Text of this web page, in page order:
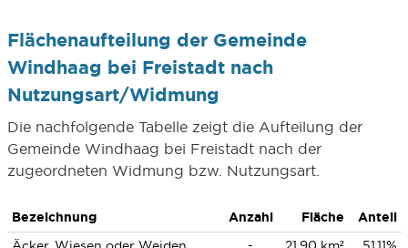
Flächenaufteilung der Gemeinde
Windhaag bei Freistadt nach
Nutzungsart/Widmung
Die nachfolgende Tabelle zeigt die Aufteilung der
Gemeinde Windhaag bei Freistadt nach der
zugeordneten Widmung bzw. Nutzungsart.
Bezeichnung Anzahl Fläche
Anteil